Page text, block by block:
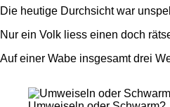
oder
Die heutige Durchsicht war
Nur ein Volk liess einen doch
Auf einer Wabe insgesamt drei